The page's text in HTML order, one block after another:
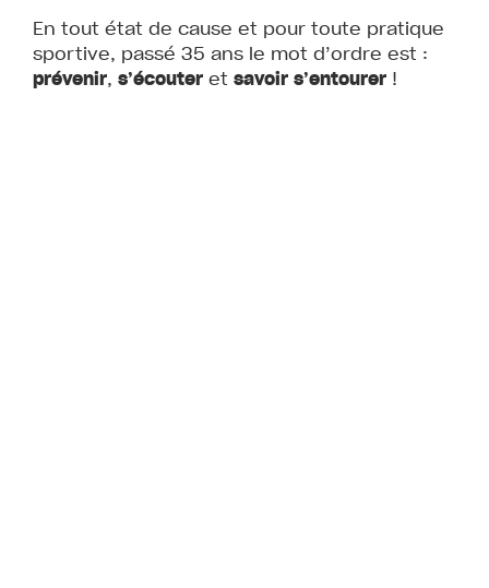
En tout état de cause et pour toute pratique
sportive, passé 35 ans le mot d’ordre est :
prévenir, s’écouter et savoir s’entourer !